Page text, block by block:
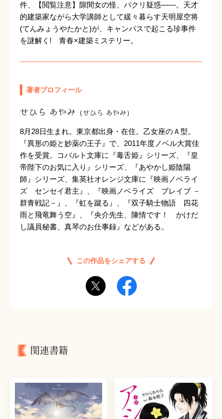
件、【閲覧注意】隙間女の怪、パクリ疑惑――。天才
的建築家ながら大学講師として緩々暮らす天明屋空将
(てんみょうやたかと)が、キャンパスで起こる珍事件
を謎解く! 青春×建築ミステリー。
著者プロフィール
せひら あやみ （せひら あやみ）
8月28日生まれ。東京都出身・在住。乙女座のＡ型。
『異形の姫と妙薬の王子』で、2011年度ノベル大賞佳
作を受賞。コバルト文庫に『毒舌姫』シリーズ、『皇
帝陛下のお気に入り』シリーズ、『あやかし姫陰陽
師』シリーズ、集英社オレンジ文庫に『映画ノベライ
ズ センセイ君主』、『映画ノベライズ ブレイブ －
群青戦記－』、『虹を蹴る』、『双子騎士物語 四花
雨と飛竜舞う空』、『央介先生、陳情です！ かけだ
し議員秘書、真琴のお仕事録』などがある。
この作品をシェアする
関連書籍